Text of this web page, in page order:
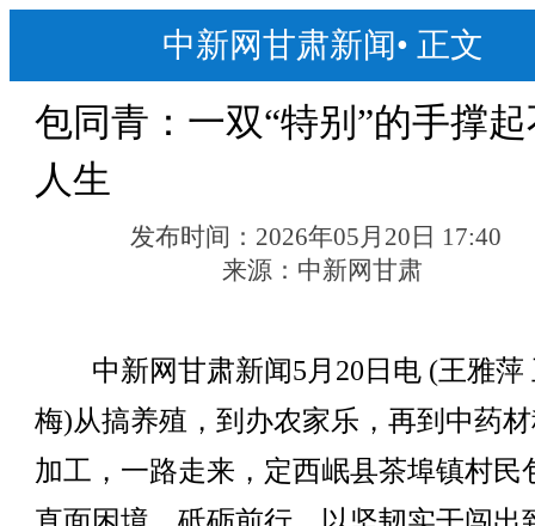
中新网甘肃新闻• 正文
包同青：一双“特别”的手撑
人生
发布时间： 2026年05月20日 17:40
来源： 中新网甘肃
中新网甘肃新闻5月20日电 (王雅萍
梅)从搞养殖，到办农家乐，再到中药
加工，一路走来，定西岷县茶埠镇村民